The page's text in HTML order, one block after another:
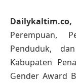
Perempuan,
Penduduk,
Kabupaten
Gender Award